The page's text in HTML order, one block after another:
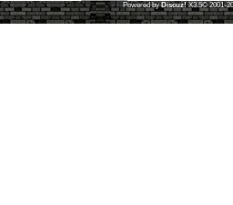
Powered byDiscuz! X3.5© 2001-